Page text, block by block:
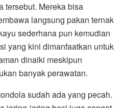
tersebut. Mereka bisa
langsung pakan ternak
sederhana pun kemudian
yang kini dimanfaatkan untuk
dinaiki meskipun
banyak perawatan.
sudah ada yang pecah.